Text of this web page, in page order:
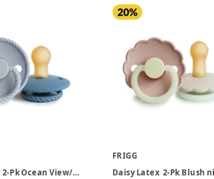
Rope Latex 2-Pk Ocean View/Powder Blue str 1
FRIGG